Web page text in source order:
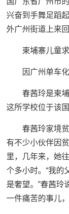
兴奋到手舞足蹈
外广州街道上来
柬埔寨儿童
因广州单车
春茜玲是柬
这所学校位于该
春茜玲家境
有不少小伙伴因
里，几年来，她
个多小时。“我的
是奢望。”春茜玲
一件痛苦的事儿